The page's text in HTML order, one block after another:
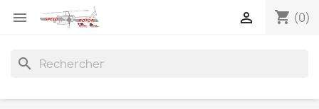
 shopping_cart (0)

search